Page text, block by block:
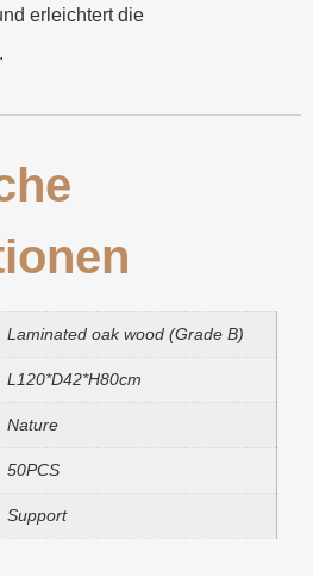
erleichtert die
Laminated oak wood (Grade B)
L120*D42*H80cm
Nature
50PCS
Support